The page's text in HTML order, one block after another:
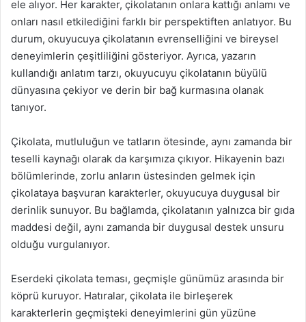
ele alıyor. Her karakter, çikolatanın onlara kattığı anlamı ve
onları nasıl etkilediğini farklı bir perspektiften anlatıyor. Bu
durum, okuyucuya çikolatanın evrenselliğini ve bireysel
deneyimlerin çeşitliliğini gösteriyor. Ayrıca, yazarın
kullandığı anlatım tarzı, okuyucuyu çikolatanın büyülü
dünyasına çekiyor ve derin bir bağ kurmasına olanak
tanıyor.
Çikolata, mutluluğun ve tatların ötesinde, aynı zamanda bir
teselli kaynağı olarak da karşımıza çıkıyor. Hikayenin bazı
bölümlerinde, zorlu anların üstesinden gelmek için
çikolataya başvuran karakterler, okuyucuya duygusal bir
derinlik sunuyor. Bu bağlamda, çikolatanın yalnızca bir gıda
maddesi değil, aynı zamanda bir duygusal destek unsuru
olduğu vurgulanıyor.
Eserdeki çikolata teması, geçmişle günümüz arasında bir
köprü kuruyor. Hatıralar, çikolata ile birleşerek
karakterlerin geçmişteki deneyimlerini gün yüzüne